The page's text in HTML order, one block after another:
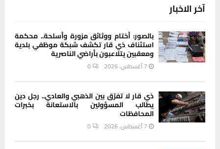
آخر الاخبار
بالصور: أختام ووثائق مزورة وأسلحة.. محكمة
استئناف ذي قار تكشف شبكة موظفي بلدية
ومعقبين يتلاعبون بأراضي الناصرية
7 أغسطس، 2026 0
ذي قار لا تفرّق بين الذهبي والعادي.. رجل دين
يطالب المسؤولين بالاستعانة بخبرات
المحافظات
7 أغسطس، 2026 0